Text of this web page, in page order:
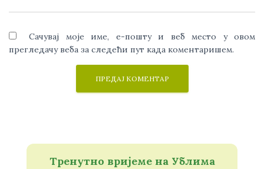
Сачувај моје име, е-пошту и веб место у овом
прегледачу веба за следећи пут када коментаришем.
Тренутно вријеме на Ублима